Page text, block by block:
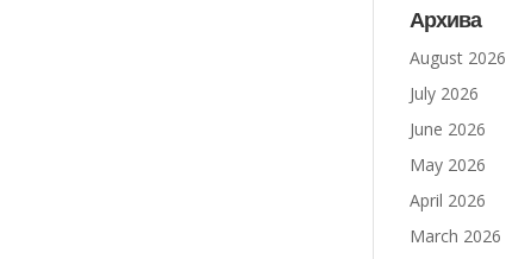
Архива
August 2026
July 2026
June 2026
May 2026
April 2026
March 2026